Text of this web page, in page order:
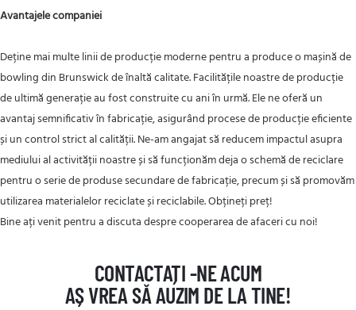
Avantajele companiei
Deține mai multe linii de producție moderne pentru a produce o mașină de
bowling din Brunswick de înaltă calitate. Facilitățile noastre de producție
de ultimă generație au fost construite cu ani în urmă. Ele ne oferă un
avantaj semnificativ în fabricație, asigurând procese de producție eficiente
și un control strict al calității. Ne-am angajat să reducem impactul asupra
mediului al activității noastre și să funcționăm deja o schemă de reciclare
pentru o serie de produse secundare de fabricație, precum și să promovăm
utilizarea materialelor reciclate și reciclabile. Obțineți preț!
Bine ați venit pentru a discuta despre cooperarea de afaceri cu noi!
CONTACTAȚI -NE ACUM
AȘ VREA SĂ AUZIM DE LA TINE!